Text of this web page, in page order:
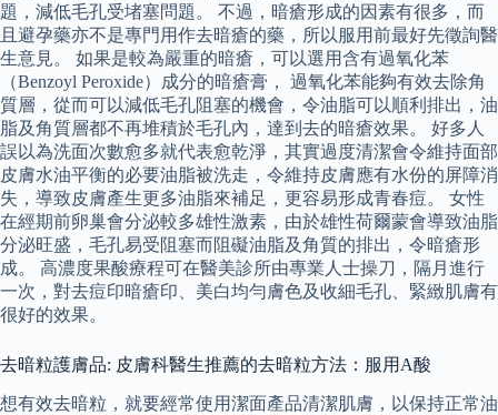
題，減低毛孔受堵塞問題。 不過，暗瘡形成的因素有很多，而
且避孕藥亦不是專門用作去暗瘡的藥，所以服用前最好先徵詢醫
生意見。 如果是較為嚴重的暗瘡，可以選用含有過氧化苯
（Benzoyl Peroxide）成分的暗瘡膏， 過氧化苯能夠有效去除角
質層，從而可以減低毛孔阻塞的機會，令油脂可以順利排出，油
脂及角質層都不再堆積於毛孔內，達到去的暗瘡效果。 好多人
誤以為洗面次數愈多就代表愈乾淨，其實過度清潔會令維持面部
皮膚水油平衡的必要油脂被洗走，令維持皮膚應有水份的屏障消
失，導致皮膚產生更多油脂來補足，更容易形成青春痘。 女性
在經期前卵巢會分泌較多雄性激素，由於雄性荷爾蒙會導致油脂
分泌旺盛，毛孔易受阻塞而阻礙油脂及角質的排出，令暗瘡形
成。 高濃度果酸療程可在醫美診所由專業人士操刀，隔月進行
一次，對去痘印暗瘡印、美白均勻膚色及收細毛孔、緊緻肌膚有
很好的效果。
去暗粒護膚品: 皮膚科醫生推薦的去暗粒方法：服用A酸
想有效去暗粒，就要經常使用潔面產品清潔肌膚，以保持正常油